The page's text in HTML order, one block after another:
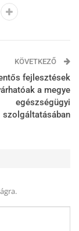
KÖVETKEZŐ
fejlesztések
a megye
egészségügyi
szolgáltatásában